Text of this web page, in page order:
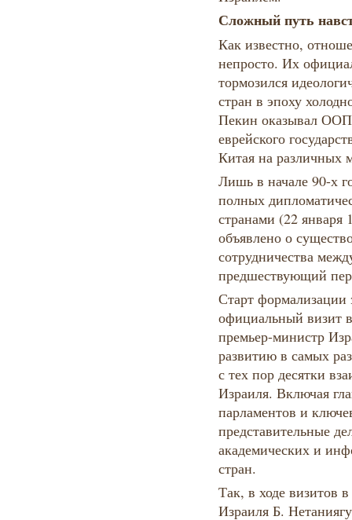
Сложный путь
Как известно,
непросто. Их
тормозился
стран в эпоху
Пекин оказывал
еврейского
Китая на различных
Лишь в начале 90-х
полных
странами (22 января
объявлено о
сотрудничества
предшествующий
Старт
официальный визит
премьер-министр
развитию в самых
с тех пор десятки
Израиля. Включая
парламентов и
представительные
академических и
стран.
Так, в ходе визитов
Израиля Б.